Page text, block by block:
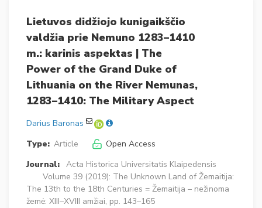
Lietuvos didžiojo kunigaikščio
valdžia prie Nemuno 1283–1410
m.: karinis aspektas | The
Power of the Grand Duke of
Lithuania on the River Nemunas,
1283–1410: The Military Aspect
Darius Baronas
Type: Article
Open Access
Journal: Acta Historica Universitatis Klaipedensis
Volume 39 (2019): The Unknown Land of Žemaitija:
The 13th to the 18th Centuries = Žemaitija – nežinoma
žemė: XIII–XVIII amžiai, pp. 143–165